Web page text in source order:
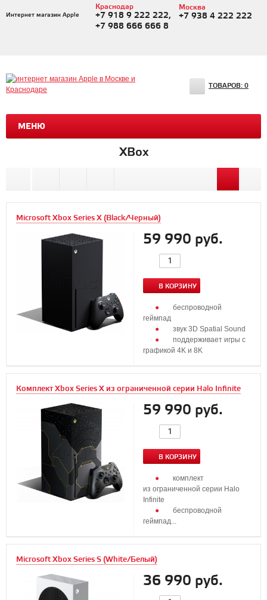
Интернет магазин Apple
Краснодар
+7 918 9 222 222,
+7 988 666 666 8
Москва
+7 938 4 222 222
МЕНЮ
ТОВАРОВ: 0
XBox
Microsoft Xbox Series X (Black/Черный)
59 990 руб.
В КОРЗИНУ
беспроводной
геймпад
звук 3D Spatial Sound
поддерживает игры с
графикой 4K и 8K
Комплект Xbox Series X из ограниченной серии Halo Infinite
59 990 руб.
В КОРЗИНУ
комплект
из ограниченной серии Halo
Infinite
беспроводной
геймпад...
Microsoft Xbox Series S (White/Белый)
36 990 руб.